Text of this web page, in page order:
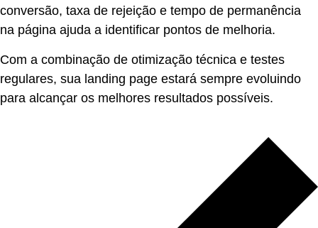
conversão, taxa de rejeição e tempo de permanência
na página ajuda a identificar pontos de melhoria.
Com a combinação de otimização técnica e testes
regulares, sua landing page estará sempre evoluindo
para alcançar os melhores resultados possíveis.